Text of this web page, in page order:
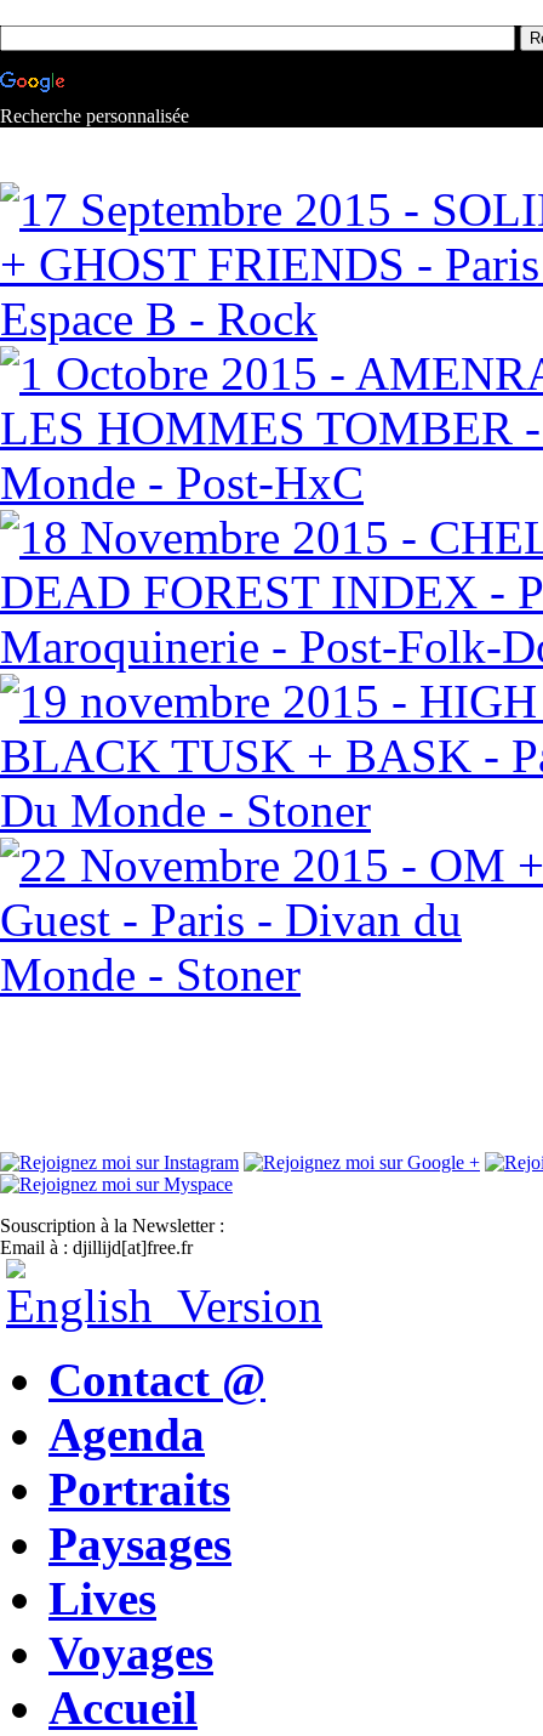
Recherche personnalisée
Souscription à la Newsletter :
Email à : djillijd[at]free.fr
Contact @
Agenda
Portraits
Paysages
Lives
Voyages
Accueil